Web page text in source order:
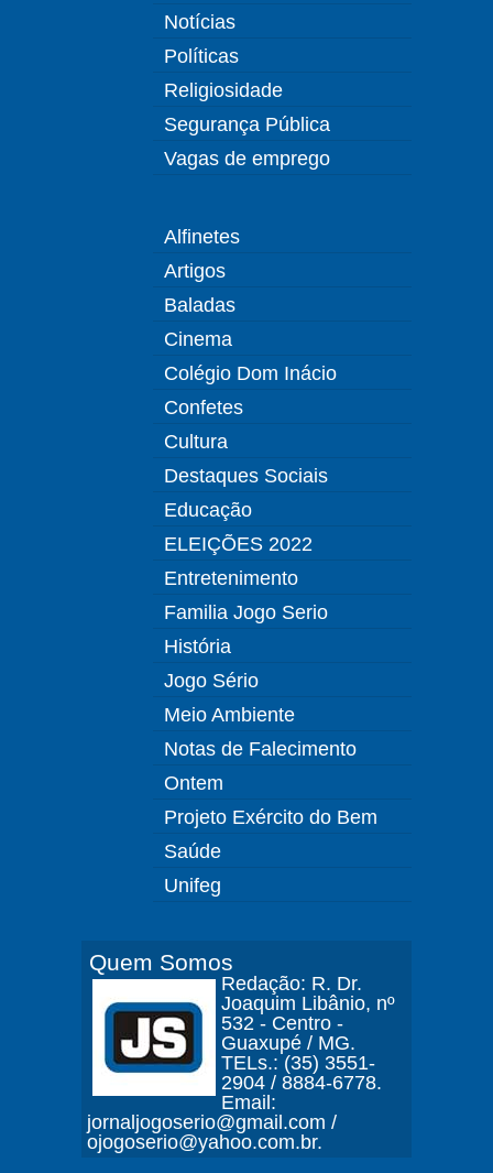
Notícias
Políticas
Religiosidade
Segurança Pública
Vagas de emprego
Alfinetes
Artigos
Baladas
Cinema
Colégio Dom Inácio
Confetes
Cultura
Destaques Sociais
Educação
ELEIÇÕES 2022
Entretenimento
Familia Jogo Serio
História
Jogo Sério
Meio Ambiente
Notas de Falecimento
Ontem
Projeto Exército do Bem
Saúde
Unifeg
Quem Somos
Redação: R. Dr.
Joaquim Libânio, nº
532 - Centro -
Guaxupé / MG.
TELs.: (35) 3551-
2904 / 8884-6778.
Email:
jornaljogoserio@gmail.com /
ojogoserio@yahoo.com.br.